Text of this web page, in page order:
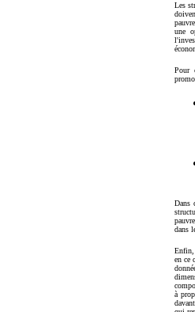
Les
une
Pour
Dans
dans
Enfin,
en ce
à